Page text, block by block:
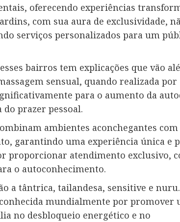
oferecendo experiências
com sua aura de exclusividade,
serviços personalizados para um
bairros tem explicações que vão
sensual, quando realizada por
para o aumento da
prazer pessoal.
ambientes aconchegantes
garantindo uma experiência única e
proporcionar atendimento exclusivo,
o autoconhecimento.
a tântrica, tailandesa, sensitive e
mundialmente por promover
no desbloqueio energético e no